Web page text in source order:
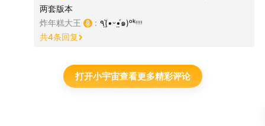
两套版本
炸年糕大王
:
٩(•̤̀ᵕ•̤́๑)ᵒᵏᵎᵎᵎᵎ
共4条回复
打开小宇宙查看更多精彩评论